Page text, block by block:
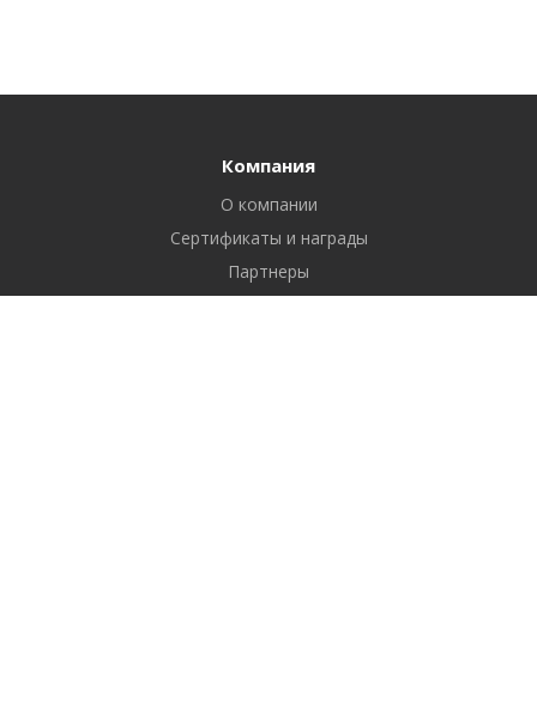
Компания
О компании
Сертификаты и награды
Партнеры